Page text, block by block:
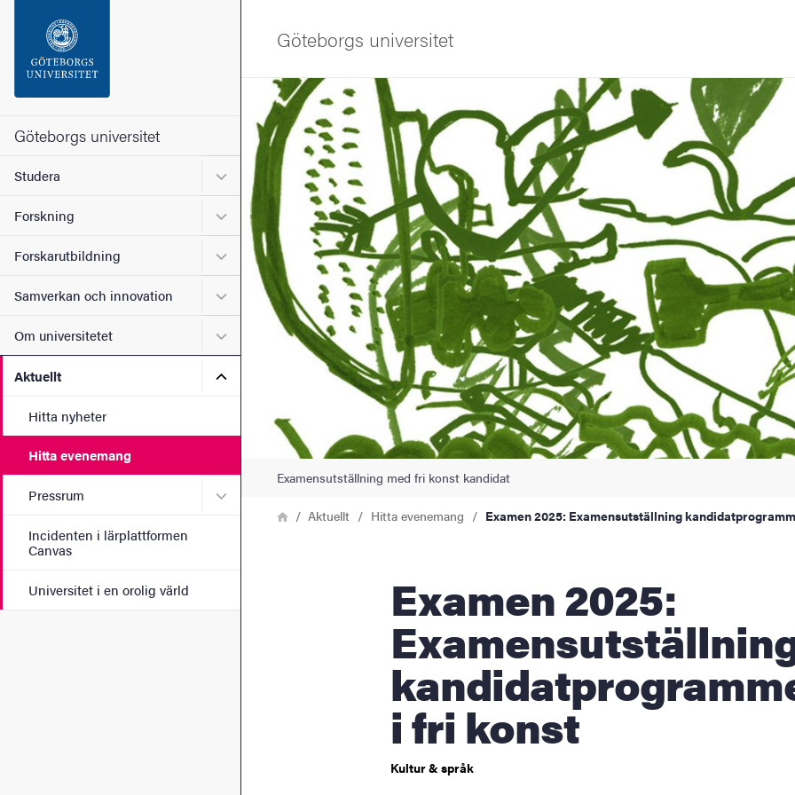
Sidfoten
Om webbplatsen
Göteborgs universitet
Studera Undermeny för Studera
Forskning Undermeny för Forskning
Forskarutbildning Undermeny för Forskarutbildning
Samverkan och innovation Undermeny för Samverkan och innovation
Om universitetet Undermeny för Om universitetet
Aktuellt Undermeny för Aktuellt
Hitta nyheter
Hitta evenemang
Pressrum Undermeny för Pressrum
Incidenten i lärplattformen
Canvas
Universitet i en orolig värld
Göteborgs universitet
Examensutställning med fri konst kandidat
LänkstigHemAktuellt Hitta evenemang Examen 2025: Examensutställning
Examen 2025:
i fri konst
Kultur & språk